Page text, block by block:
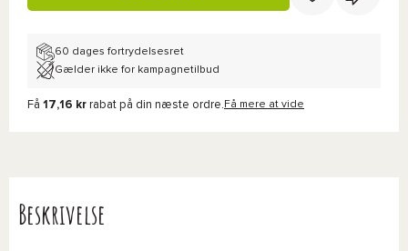
60 dages fortrydelsesret
Gælder ikke for kampagnetilbud
Få 17,16 kr rabat på din næste ordre. Få mere at vide
Beskrivelse